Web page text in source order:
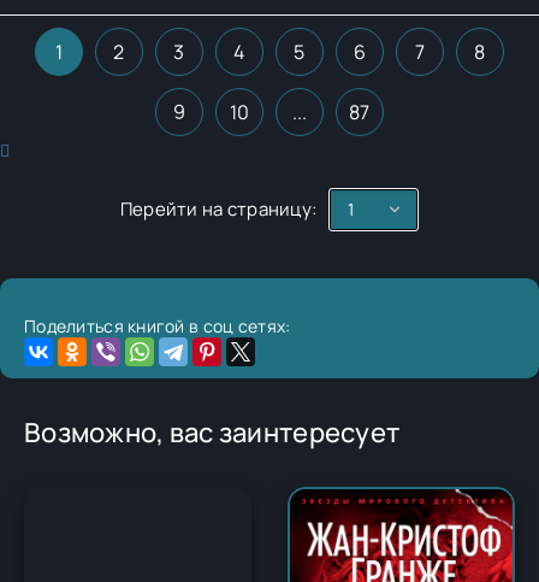
1 2 3 4 5 6 7 8
9 10 ... 87
Перейти на страницу:
Поделиться книгой в соц сетях:
Возможно, вас заинтересует